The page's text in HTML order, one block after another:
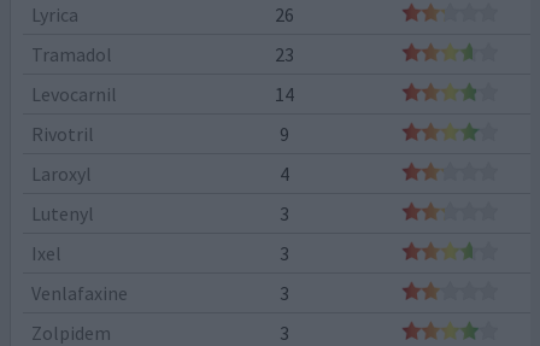
Lyrica
26
Tramadol
23
Levocarnil
14
Rivotril
9
Laroxyl
4
Lutenyl
3
Ixel
3
Venlafaxine
3
Zolpidem
3